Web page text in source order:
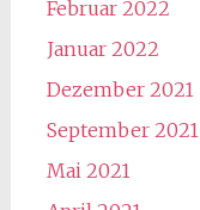
Februar 2022
Januar 2022
Dezember 2021
September 2021
Mai 2021